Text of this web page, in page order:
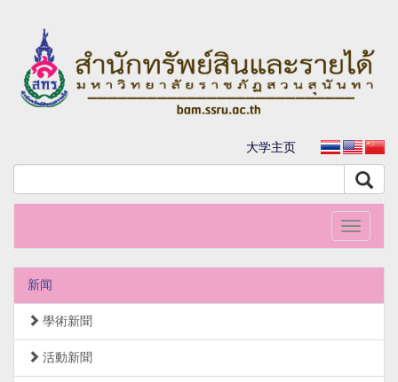
大学主页
Toggle
新闻
學術新聞
活動新聞